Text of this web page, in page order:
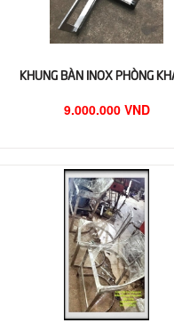
KHUNG BÀN INOX PHÒNG
9.000.000 VND